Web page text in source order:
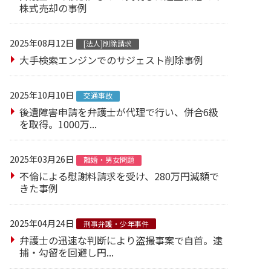
株式売却の事例
2025年08月12日 [法人]削除請求
大手検索エンジンでのサジェスト削除事例
2025年10月10日 交通事故
後遺障害申請を弁護士が代理で行い、併合6級
を取得。1000万...
2025年03月26日 離婚・男女問題
不倫による慰謝料請求を受け、280万円減額で
きた事例
2025年04月24日 刑事弁護・少年事件
弁護士の迅速な判断により盗撮事案で自首。逮
捕・勾留を回避し円...